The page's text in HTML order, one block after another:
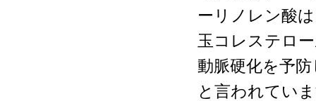
ーリノレン酸
玉コレステロ
動脈硬化を予
と言われてい